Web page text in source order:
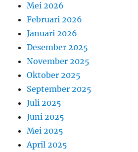
Mei 2026
Februari 2026
Januari 2026
Desember 2025
November 2025
Oktober 2025
September 2025
Juli 2025
Juni 2025
Mei 2025
April 2025